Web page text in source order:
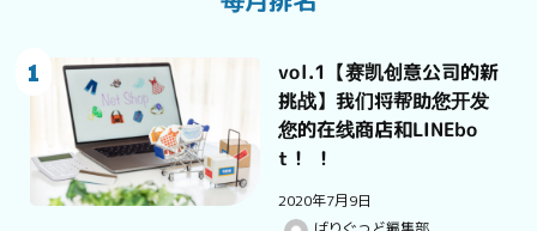
1 vol.1【赛凯创意公司的新
挑战】我们将帮助您开发
您的在线商店和LINEbo
t！ ！
2020年7月9日